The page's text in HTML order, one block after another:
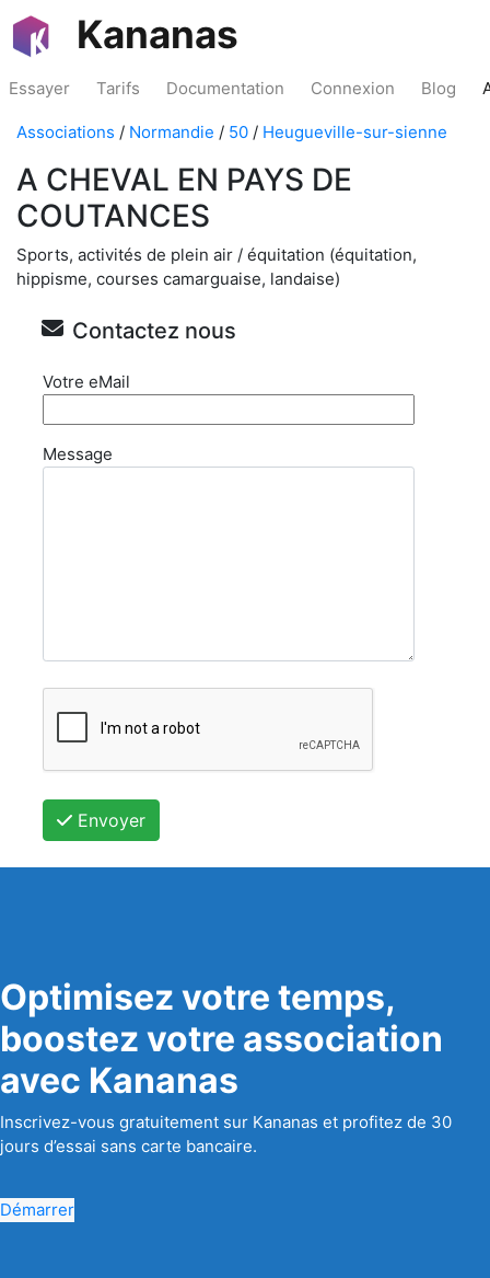
Kananas
Essayer Tarifs Documentation Connexion Blog
Associations / Normandie / 50 / Heugueville-sur-sienne
A CHEVAL EN PAYS DE
COUTANCES
Sports, activités de plein air / équitation (équitation,
hippisme, courses camarguaise, landaise)
Contactez nous
Votre eMail
Message
Envoyer
Optimisez votre temps,
boostez votre association
avec Kananas
Inscrivez-vous gratuitement sur Kananas et profitez de 30
jours d’essai sans carte bancaire.
Démarrer